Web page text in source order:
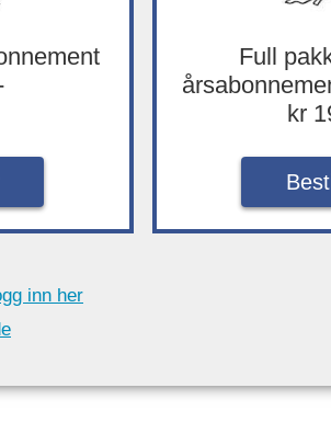
Full
kr
inn her